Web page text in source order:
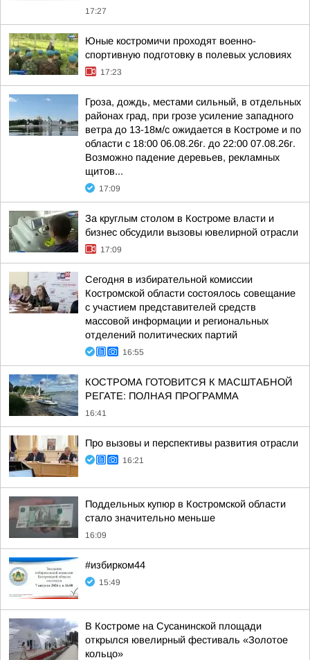
17:27
Юные костромичи проходят военно-
спортивную подготовку в полевых условиях
17:23
Гроза, дождь, местами сильный, в отдельных
районах град, при грозе усиление западного
ветра до 13-18м/с ожидается в Костроме и по
области с 18:00 06.08.26г. до 22:00 07.08.26г.
Возможно падение деревьев, рекламных
щитов...
17:09
За круглым столом в Костроме власти и
бизнес обсудили вызовы ювелирной отрасли
17:09
Сегодня в избирательной комиссии
Костромской области состоялось совещание
с участием представителей средств
массовой информации и региональных
отделений политических партий
16:55
КОСТРОМА ГОТОВИТСЯ К МАСШТАБНОЙ
РЕГАТЕ: ПОЛНАЯ ПРОГРАММА
16:41
Про вызовы и перспективы развития отрасли
16:21
Поддельных купюр в Костромской области
стало значительно меньше
16:09
#избирком44
15:49
В Костроме на Сусанинской площади
открылся ювелирный фестиваль «Золотое
кольцо»